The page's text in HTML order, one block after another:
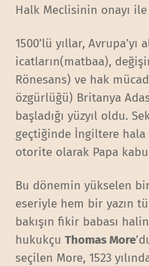
Halk Meclisinin onayı
1500’lü yıllar,
icatların(matbaa),
Rönesans) ve hak
özgürlüğü) Britanya
başladığı yüzyıl oldu.
geçtiğinde İngiltere
otorite olarak Papa
Bu dönemin yükselen
eseriyle hem bir yazın
bakışın fikir babası
hukukçuThomas More
seçilen More, 1523